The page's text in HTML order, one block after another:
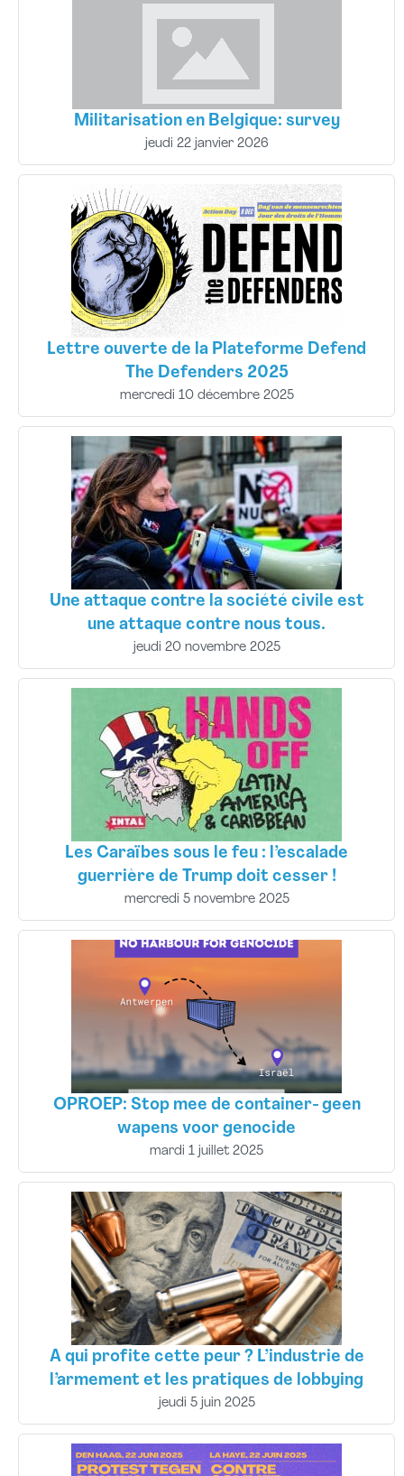
Militarisation en Belgique: survey
jeudi 22 janvier 2026
Lettre ouverte de la Plateforme Defend
The Defenders 2025
mercredi 10 décembre 2025
Une attaque contre la société civile est
une attaque contre nous tous.
jeudi 20 novembre 2025
Les Caraïbes sous le feu : l’escalade
guerrière de Trump doit cesser !
mercredi 5 novembre 2025
OPROEP: Stop mee de container- geen
wapens voor genocide
mardi 1 juillet 2025
A qui profite cette peur ? L’industrie de
l’armement et les pratiques de lobbying
jeudi 5 juin 2025